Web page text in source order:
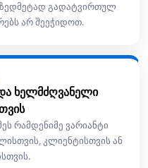
ზედმეტად გადატვირთულ
არ შეეჭიდოთ.
ხელმძღვანელი
რამდენიმე ვარიანტი
კლიენტისთვის ან